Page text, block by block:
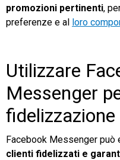
promozioni pertinenti,
preferenze e al
loro
Utilizzare
Messenger
Facebook Messenger
clienti fidelizzati e